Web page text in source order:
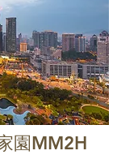
園MM2H